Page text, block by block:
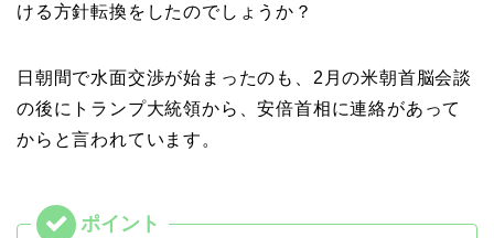
ける方針転換をしたのでしょうか？
日朝間で水面交渉が始まったのも、2月の米朝首脳会談
の後にトランプ大統領から、安倍首相に連絡があって
からと言われています。